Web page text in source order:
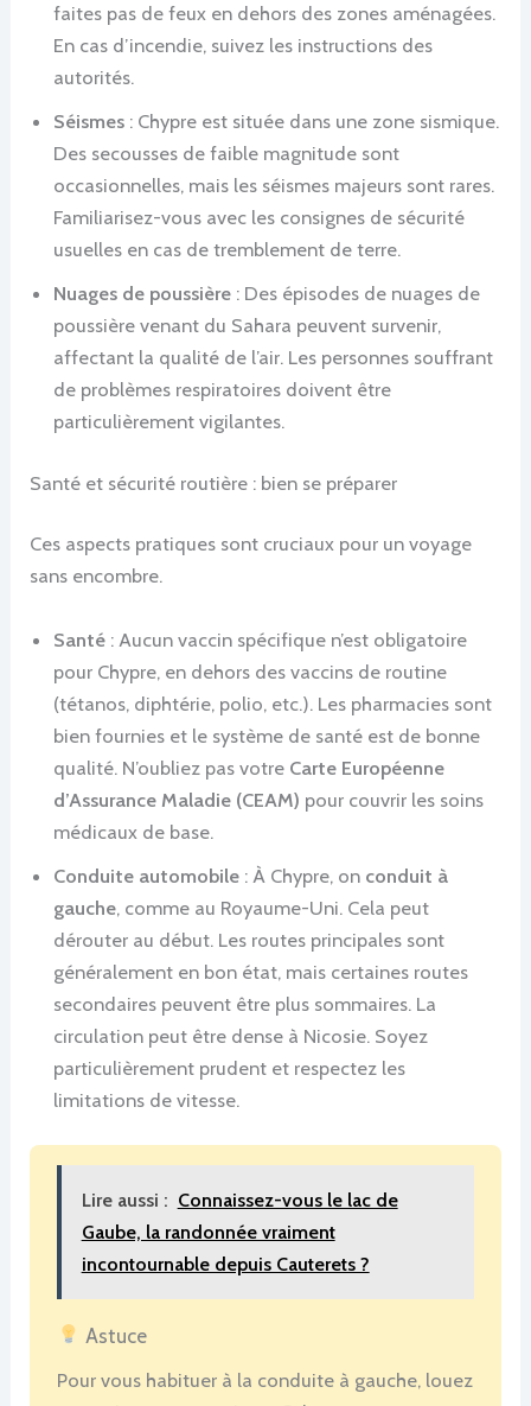
faites pas de feux en dehors des zones aménagées.
En cas d’incendie, suivez les instructions des
autorités.
Séismes : Chypre est située dans une zone sismique.
Des secousses de faible magnitude sont
occasionnelles, mais les séismes majeurs sont rares.
Familiarisez-vous avec les consignes de sécurité
usuelles en cas de tremblement de terre.
Nuages de poussière : Des épisodes de nuages de
poussière venant du Sahara peuvent survenir,
affectant la qualité de l’air. Les personnes souffrant
de problèmes respiratoires doivent être
particulièrement vigilantes.
Santé et sécurité routière : bien se préparer
Ces aspects pratiques sont cruciaux pour un voyage
sans encombre.
Santé : Aucun vaccin spécifique n’est obligatoire
pour Chypre, en dehors des vaccins de routine
(tétanos, diphtérie, polio, etc.). Les pharmacies sont
bien fournies et le système de santé est de bonne
qualité. N’oubliez pas votre Carte Européenne
d’Assurance Maladie (CEAM) pour couvrir les soins
médicaux de base.
Conduite automobile : À Chypre, on conduit à
gauche, comme au Royaume-Uni. Cela peut
dérouter au début. Les routes principales sont
généralement en bon état, mais certaines routes
secondaires peuvent être plus sommaires. La
circulation peut être dense à Nicosie. Soyez
particulièrement prudent et respectez les
limitations de vitesse.
Lire aussi : Connaissez-vous le lac de
Gaube, la randonnée vraiment
incontournable depuis Cauterets ?
Astuce
Pour vous habituer à la conduite à gauche, louez